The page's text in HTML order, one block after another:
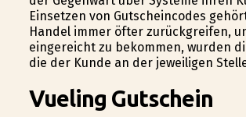
Einsetzen von Gutscheincodes
Handel immer öfter zurückgreifen,
eingereicht zu bekommen, wurden
die der Kunde an der jeweiligen
Vueling Gutschein